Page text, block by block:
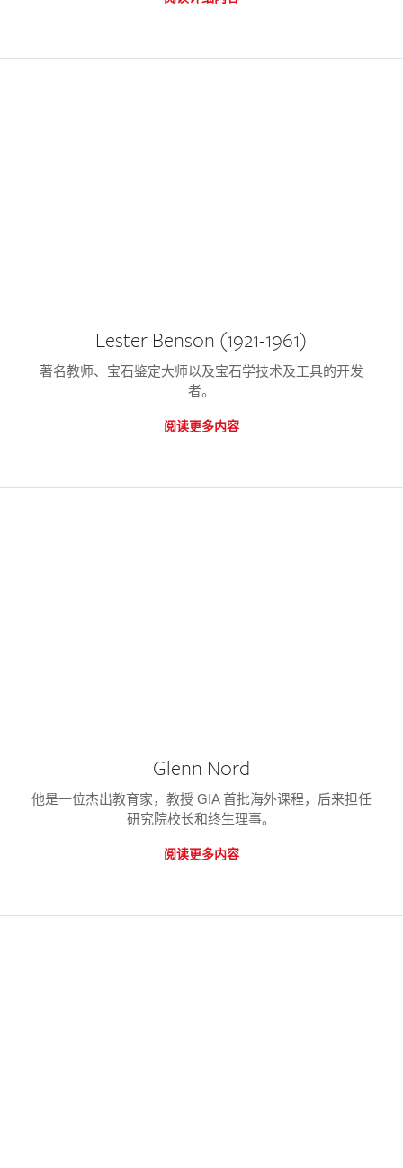
Lester Benson (1921-1961)
著名教师、宝石鉴定大师以及宝石学技术及工具的开发
者。
阅读更多内容
Glenn Nord
他是一位杰出教育家，教授 GIA 首批海外课程，后来担任
研究院校长和终生理事。
阅读更多内容